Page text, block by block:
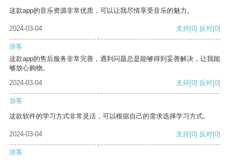
这款app的音乐资源非常优质，可以让我尽情享受音乐的魅力。
2024-03-04 支持[0] 反对[0]
游客
这款app的售后服务非常完善，遇到问题总是能够得到妥善解决，让我能
够放心购物。
2024-03-04
支持[0] 反对[0]
游客
这款软件的学习方式非常灵活，可以根据自己的需求选择学习方式。
2024-03-04 支持[0] 反对[0]
游客